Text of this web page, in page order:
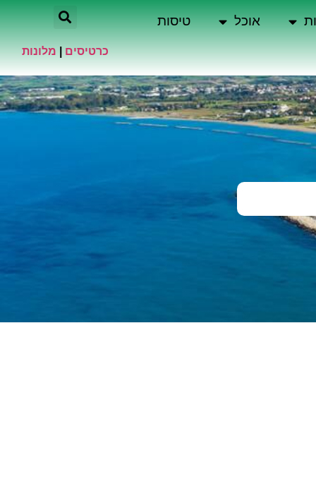
אוכל טיסות
כרטיסים מלונות